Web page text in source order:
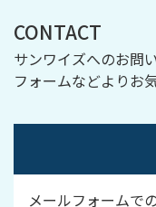
CONTACT
サンワイズへのお問
フォームなどよりお
メールフォームで